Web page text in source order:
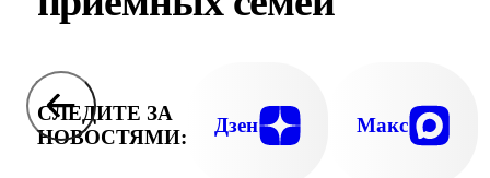
СЛЕДИТЕ ЗА
НОВОСТЯМИ:
Дзен Макс